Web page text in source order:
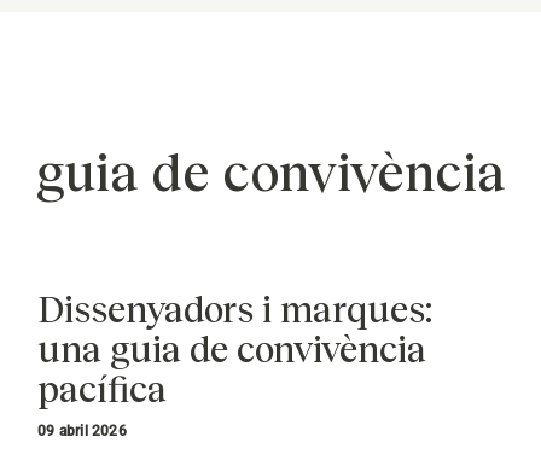
guia de convivència
Dissenyadors i marques:
una guia de convivència
pacífica
09 abril 2026